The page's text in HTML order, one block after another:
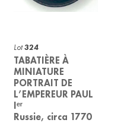
Lot324
TABATIÈRE À
MINIATURE
PORTRAIT DE
L’EMPEREUR PAUL
Iᵉʳ
Russie, circa 1770